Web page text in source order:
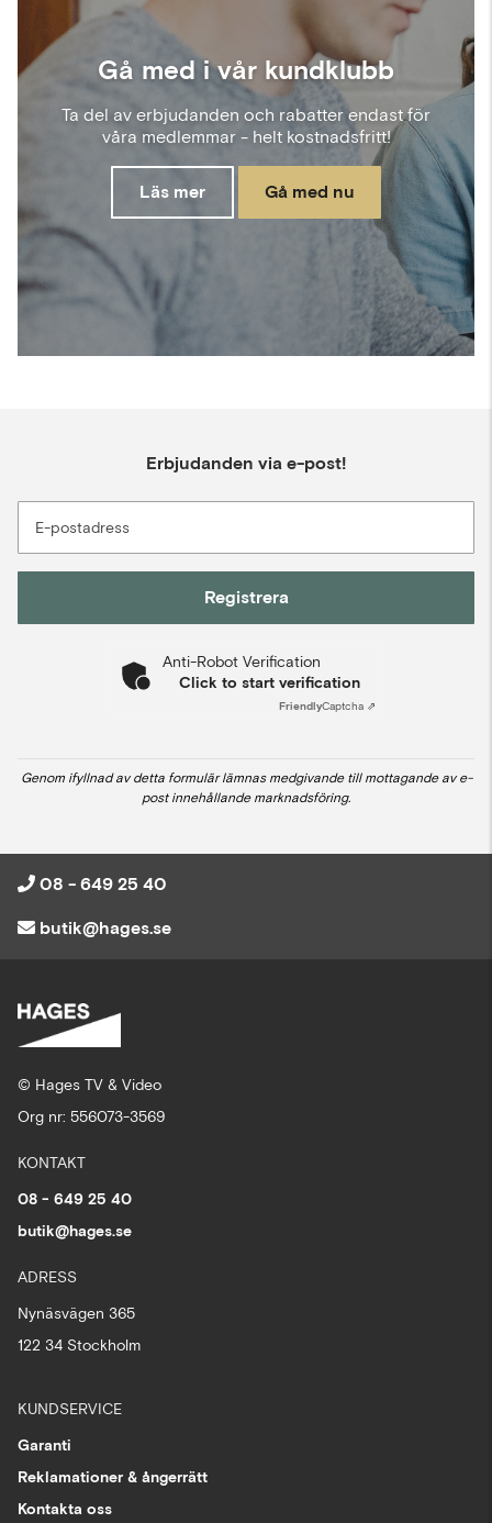
Gå med i vår kundklubb
Ta del av erbjudanden och rabatter endast för
våra medlemmar - helt kostnadsfritt!
Läs mer Gå med nu
Erbjudanden via e-post!
E-postadress
Registrera
Anti-Robot Verification
Click to start verification
FriendlyCaptcha ⇗
Genom ifyllnad av detta formulär lämnas medgivande till mottagande av e-
post innehållande marknadsföring.
08 - 649 25 40
butik@hages.se
© Hages TV & Video
Org nr: 556073-3569
KONTAKT
08 - 649 25 40
butik@hages.se
ADRESS
Nynäsvägen 365
122 34 Stockholm
KUNDSERVICE
Garanti
Reklamationer & ångerrätt
Kontakta oss